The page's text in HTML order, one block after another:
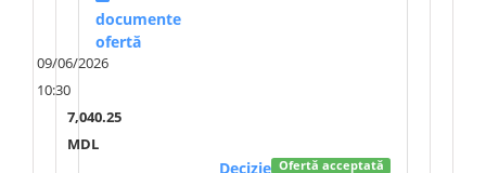
documente
ofertă
09/06/2026
10:30
7,040.25
MDL
Ofertă acceptată
Decizie